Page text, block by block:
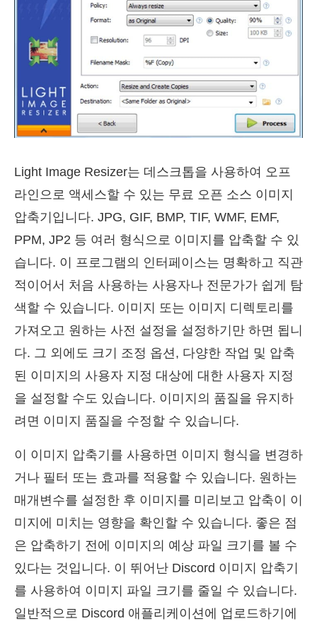
Light Image Resizer는 데스크톱을 사용하여 오프
라인으로 액세스할 수 있는 무료 오픈 소스 이미지
압축기입니다. JPG, GIF, BMP, TIF, WMF, EMF,
PPM, JP2 등 여러 형식으로 이미지를 압축할 수 있
습니다. 이 프로그램의 인터페이스는 명확하고 직관
적이어서 처음 사용하는 사용자나 전문가가 쉽게 탐
색할 수 있습니다. 이미지 또는 이미지 디렉토리를
가져오고 원하는 사전 설정을 설정하기만 하면 됩니
다. 그 외에도 크기 조정 옵션, 다양한 작업 및 압축
된 이미지의 사용자 지정 대상에 대한 사용자 지정
을 설정할 수도 있습니다. 이미지의 품질을 유지하
려면 이미지 품질을 수정할 수 있습니다.
이 이미지 압축기를 사용하면 이미지 형식을 변경하
거나 필터 또는 효과를 적용할 수 있습니다. 원하는
매개변수를 설정한 후 이미지를 미리보고 압축이 이
미지에 미치는 영향을 확인할 수 있습니다. 좋은 점
은 압축하기 전에 이미지의 예상 파일 크기를 볼 수
있다는 것입니다. 이 뛰어난 Discord 이미지 압축기
를 사용하여 이미지 파일 크기를 줄일 수 있습니다.
일반적으로 Discord 애플리케이션에 업로드하기에